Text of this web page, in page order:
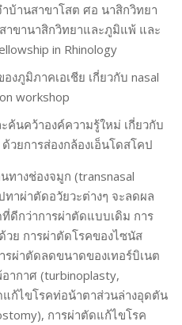
บ้านสาขาโสต ศอ นาสิกวิทยา
ขานาสิกวิทยาและภูมิแพ้ และ
in Rhinology
งภูมิภาคเอเชีย เกี่ยวกับ nasal
workshop
นคว้าองค์ความรู้ใหม่ เกี่ยวกับ
วยการส่องกล้องเอ็นโดสโคป
ทางช่องจมูก (transnasal
ทาผ่าตัดอวัยวะต่างๆ จะลดผล
ดีกว่าการผ่าตัดแบบเดิม การ
วย การผ่าตัดโรคของไซนัส
รผ่าตัดลดขนาดของเทอร์บิเนต
ากาศ (turbinoplasty,
ก้ไขโรคท่อน้าตาส่วนล่างอุดตัน
การผ่าตัดแก้ไขโรค